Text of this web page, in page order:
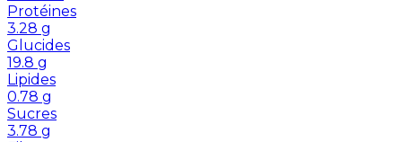
Protéines
3.28 g
Glucides
19.8 g
Lipides
0.78 g
Sucres
3.78 g